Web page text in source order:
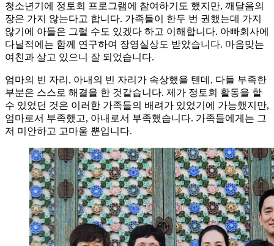
청소년기에 정토회 프로그램에 참여하기도 했지만, 깨달음의
장은 가지 않는다고 합니다. 가족들이 한두 번 권했는데 가지
않기에 아들은 그럴 수도 있겠다 하고 이해합니다. 아빠회사에
다닐적에는 함께 연구하여 장영실상도 받았습니다. 마음맞는
여친과 살고 있으니 잘 되었습니다.
엄마의 빈 자리, 아내의 빈 자리가 속상했을 텐데, 다들 부족한
부분은 스스로 해결을 한 것같습니다. 제가 정토회 활동을 할
수 있었던 것은 이러한 가족들의 배려가 있었기에 가능했지만,
엄마로서 부족했고, 아내로서 부족했습니다. 가족들에게는 그
저 미안하고 고마울 뿐입니다.